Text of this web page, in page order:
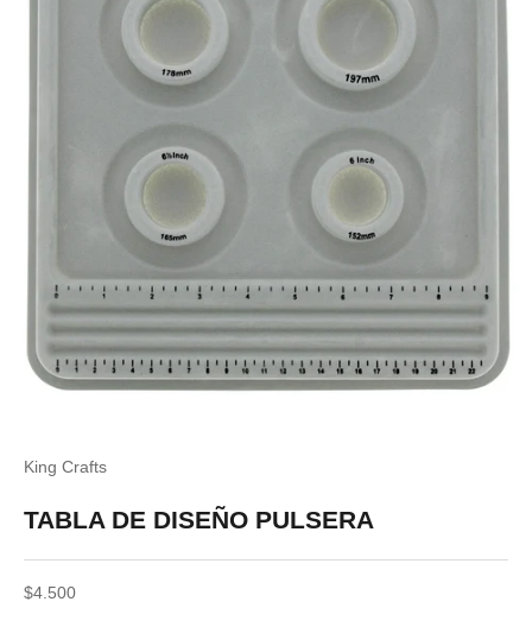
King Crafts
TABLA DE DISEÑO PULSERA
Precio de oferta
$4.500